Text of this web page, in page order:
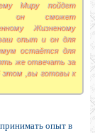
Миру пойдет
он сможет
Жизненому
опыт и он для
остаётся для
же отвечать за
,вы готовы к
опыт в